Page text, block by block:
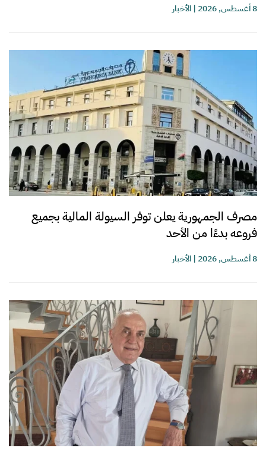
8 أغسطس, 2026 |الأخبار
مصرف الجمهورية يعلن توفر السيولة المالية بجميع
فروعه بدءًا من الأحد
8 أغسطس, 2026 |الأخبار